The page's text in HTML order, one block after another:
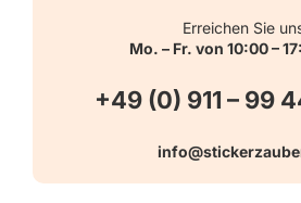
Warn-, Gebots-, Verbots-
Hinweisaufkleber
Versandarten
Erreichen Sie
Mo. – Fr. von 10:00 –
+49 (0) 911 – 99